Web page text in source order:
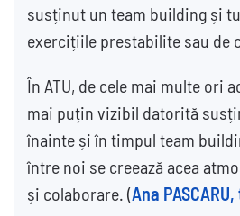
susținut un team building și
exercițiile prestabilite sau de
În ATU, de cele mai multe ori
mai puțin vizibil datorită
înainte și în timpul team
între noi se creează acea
și colaborare. (Ana